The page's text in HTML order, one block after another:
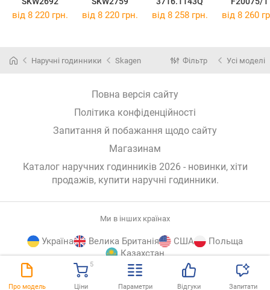
Про модель Ціни
5
Параметри Відгуки Запитати
від 8 220 грн. від 8 220 грн. від 8 258 грн. від 8 260
Наручні годинники Skagen Фільтр Усі моделі
Повна версія сайту
Політика конфіденційності
Запитання й побажання щодо сайту
Магазинам
Каталог наручних годинників 2026 - новинки, хіти
продажів, купити наручні годинники.
Ми в інших країнах
Україна Велика Британія США
Польща
Казахстан
© E-Katalog, 2026 ВГОРУ